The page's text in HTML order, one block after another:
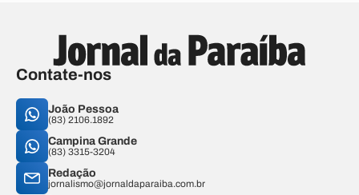
Contate-nos
João Pessoa
(83) 2106.1892
Campina Grande
(83) 3315-3204
Redação
jornalismo@jornaldaparaiba.com.br